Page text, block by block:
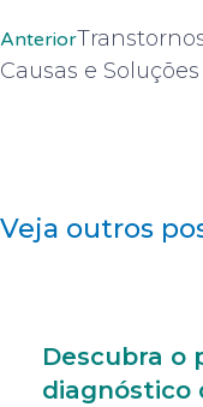
Anterior
Causas e Soluções
Veja outros
Descubra o
diagnóstico